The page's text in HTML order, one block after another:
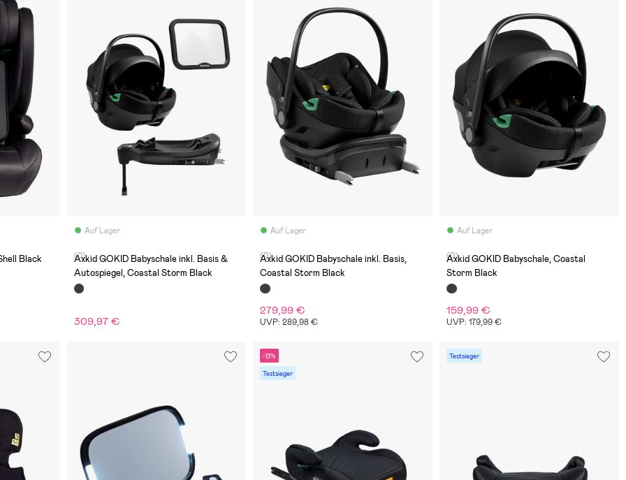
Black
Auf Lager
(0)
Axkid GOKID Babyschale inkl. Basis &
Autospiegel, Coastal Storm Black
309,97 €
Auf Lager
(0)
Axkid GOKID Babyschale inkl. Basis,
Coastal Storm Black
279,99 €
UVP: 289,98 €
Auf Lager
(0)
Axkid GOKID Babyschale, Coastal
Storm Black
159,99 €
UVP: 179,99 €
-13%
Testsieger
Testsieger